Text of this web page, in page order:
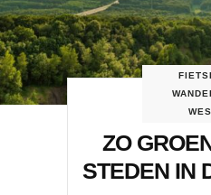
ZO
STEDEN IN